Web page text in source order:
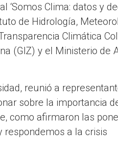
‘Somos Clima: datos y
de Hidrología,
Climática
(GIZ) y el Ministerio de
reunió a
sobre la importancia
como afirmaron las
respondemos a la crisis